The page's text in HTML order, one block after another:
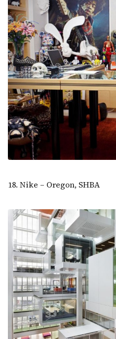
18. Nike – Oregon, SHBA